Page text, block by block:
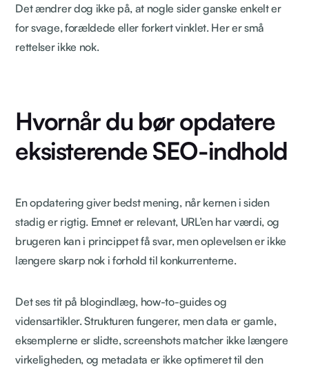
Det ændrer dog ikke på, at nogle sider ganske enkelt er
for svage, forældede eller forkert vinklet. Her er små
rettelser ikke nok.
Hvornår du bør opdatere
eksisterende SEO-indhold
En opdatering giver bedst mening, når kernen i siden
stadig er rigtig. Emnet er relevant, URL’en har værdi, og
brugeren kan i princippet få svar, men oplevelsen er ikke
længere skarp nok i forhold til konkurrenterne.
Det ses tit på blogindlæg, how-to-guides og
vidensartikler. Strukturen fungerer, men data er gamle,
eksemplerne er slidte, screenshots matcher ikke længere
virkeligheden, og metadata er ikke optimeret til den